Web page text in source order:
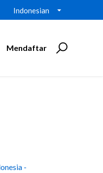
Indonesian
Mendaftar
-